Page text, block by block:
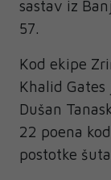
sastav iz
57.
Kod ekipe
Khalid Gates
Dušan
22 poena
postotke